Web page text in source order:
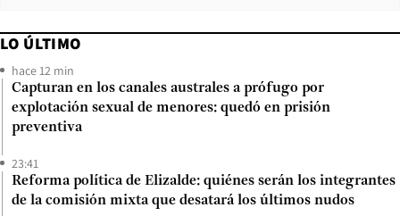
LO ÚLTIMO
hace 12 min
Capturan en los canales australes a prófugo por
explotación sexual de menores: quedó en prisión
preventiva
23:41
Reforma política de Elizalde: quiénes serán los integrantes
de la comisión mixta que desatará los últimos nudos